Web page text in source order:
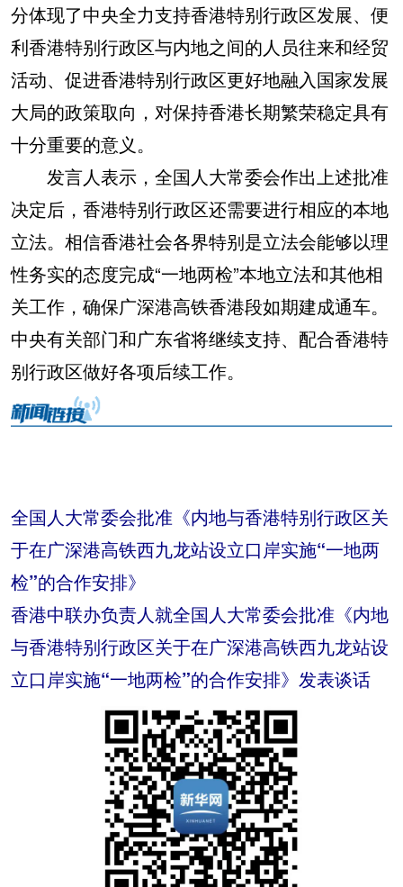
分体现了中央全力支持香港特别行政区发展、便
利香港特别行政区与内地之间的人员往来和经贸
活动、促进香港特别行政区更好地融入国家发展
大局的政策取向，对保持香港长期繁荣稳定具有
十分重要的意义。
发言人表示，全国人大常委会作出上述批准
决定后，香港特别行政区还需要进行相应的本地
立法。相信香港社会各界特别是立法会能够以理
性务实的态度完成“一地两检”本地立法和其他相
关工作，确保广深港高铁香港段如期建成通车。
中央有关部门和广东省将继续支持、配合香港特
别行政区做好各项后续工作。
全国人大常委会批准《内地与香港特别行政区关
于在广深港高铁西九龙站设立口岸实施“一地两
检”的合作安排》
香港中联办负责人就全国人大常委会批准《内地
与香港特别行政区关于在广深港高铁西九龙站设
立口岸实施“一地两检”的合作安排》发表谈话